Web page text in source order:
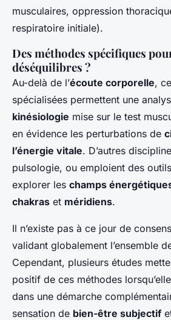
musculaires, oppression
respiratoire initiale).
Des méthodes spécifiques
déséquilibres ?
Au-delà de l’écoute corporelle,
spécialisées permettent une
kinésiologie mise sur le test
en évidence les perturbations de
l’énergie vitale. D’autres
pulsologie, ou emploient des
explorer les champs
chakras et méridiens.
Il n’existe pas à ce jour de
validant globalement l’ensemble
Cependant, plusieurs études
positif de ces méthodes
dans une démarche
sensation de bien-être subjectif